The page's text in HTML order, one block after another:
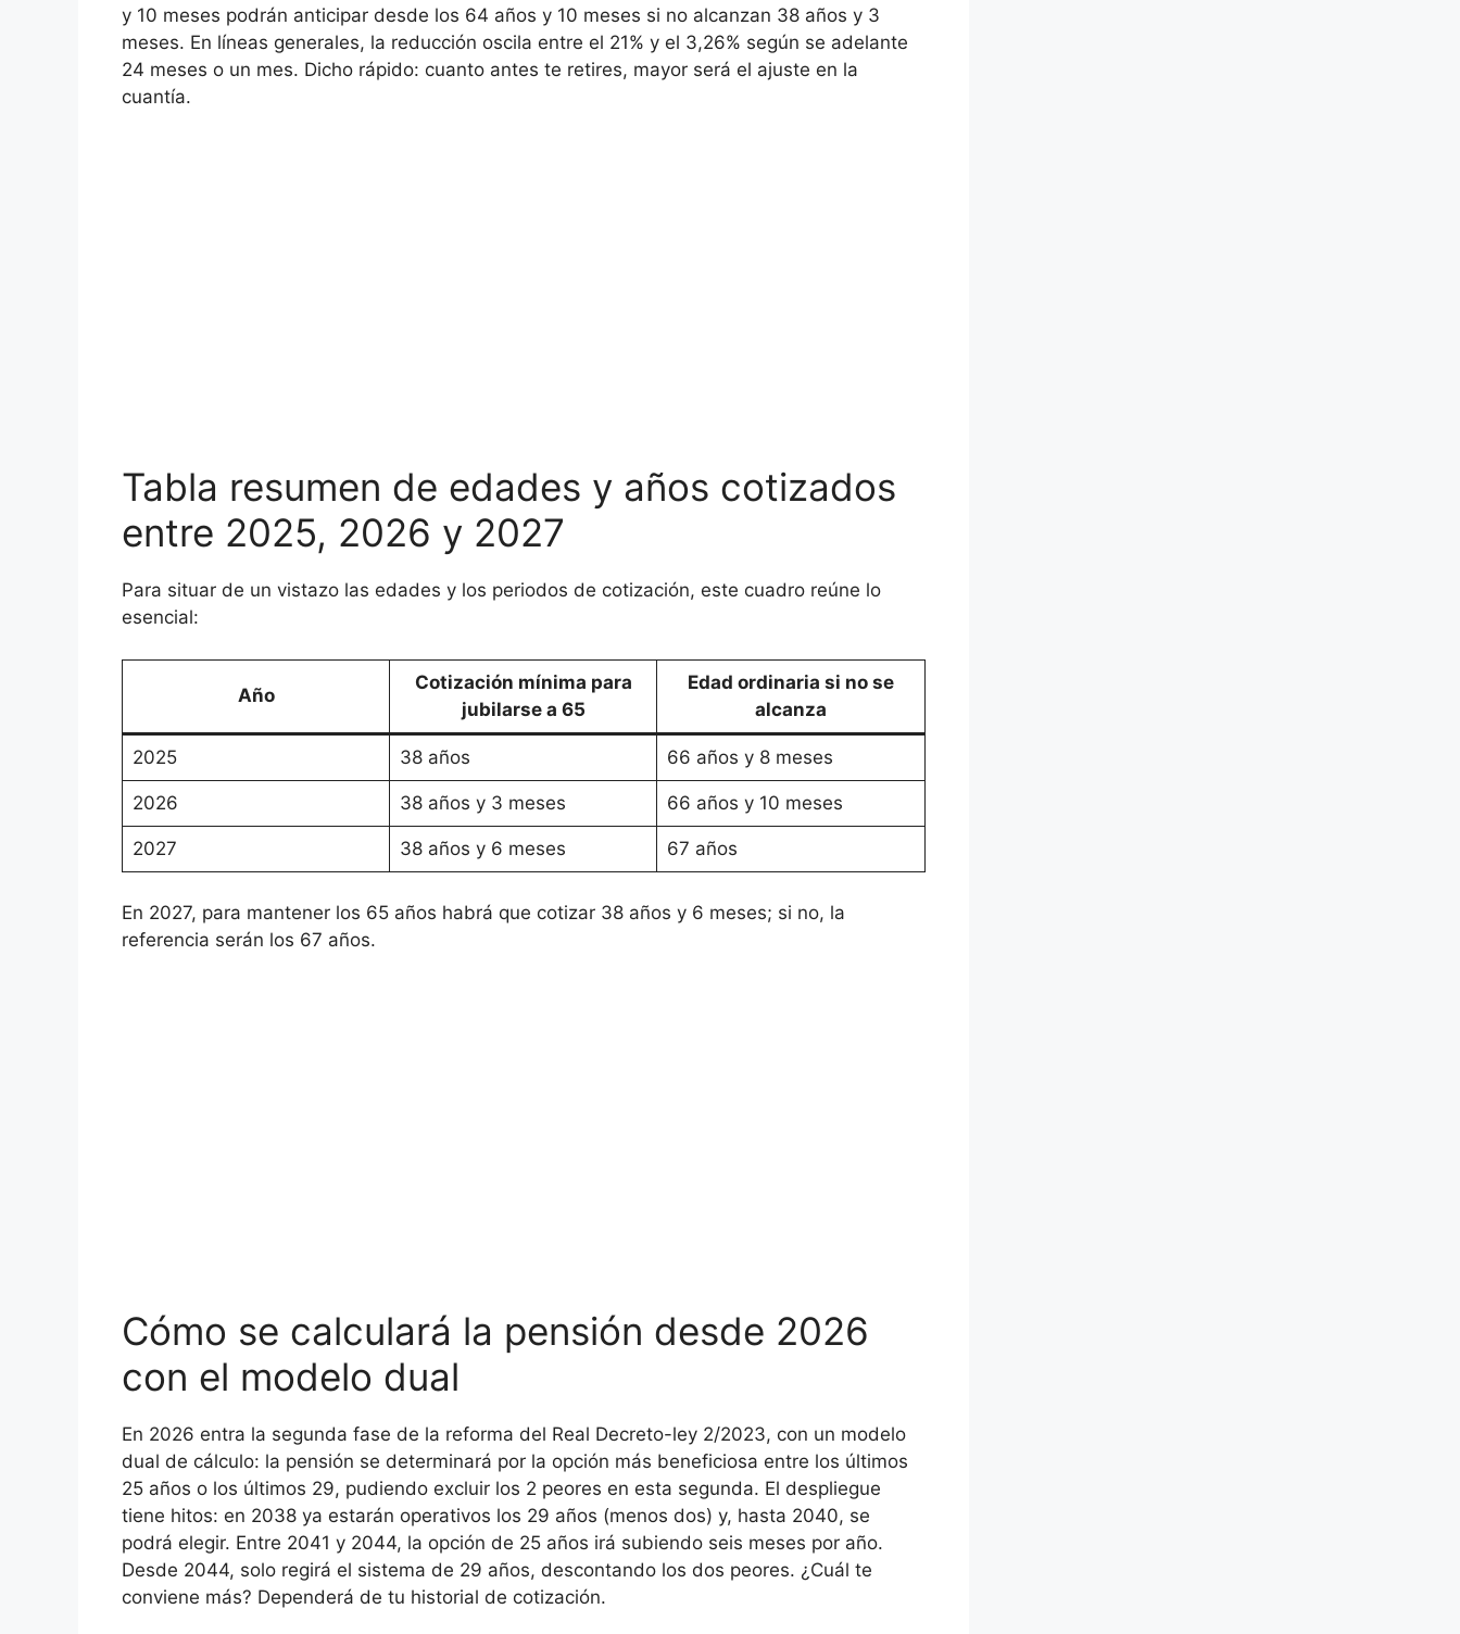
y 10 meses podrán anticipar desde los 64 años y 10 meses si no alcanzan 38 años y 3
meses. En líneas generales, la reducción oscila entre el 21% y el 3,26% según se adelante
24 meses o un mes. Dicho rápido: cuanto antes te retires, mayor será el ajuste en la
cuantía.
Tabla resumen de edades y años cotizados
entre 2025, 2026 y 2027
Para situar de un vistazo las edades y los periodos de cotización, este cuadro reúne lo
esencial:
Año
Cotización mínima para
jubilarse a 65
Edad ordinaria si no se
alcanza
2025 38 años 66 años y 8 meses
2026 38 años y 3 meses 66 años y 10 meses
2027 38 años y 6 meses 67 años
En 2027, para mantener los 65 años habrá que cotizar 38 años y 6 meses; si no, la
referencia serán los 67 años.
Cómo se calculará la pensión desde 2026
con el modelo dual
En 2026 entra la segunda fase de la reforma del Real Decreto-ley 2/2023, con un modelo
dual de cálculo: la pensión se determinará por la opción más beneficiosa entre los últimos
25 años o los últimos 29, pudiendo excluir los 2 peores en esta segunda. El despliegue
tiene hitos: en 2038 ya estarán operativos los 29 años (menos dos) y, hasta 2040, se
podrá elegir. Entre 2041 y 2044, la opción de 25 años irá subiendo seis meses por año.
Desde 2044, solo regirá el sistema de 29 años, descontando los dos peores. ¿Cuál te
conviene más? Dependerá de tu historial de cotización.